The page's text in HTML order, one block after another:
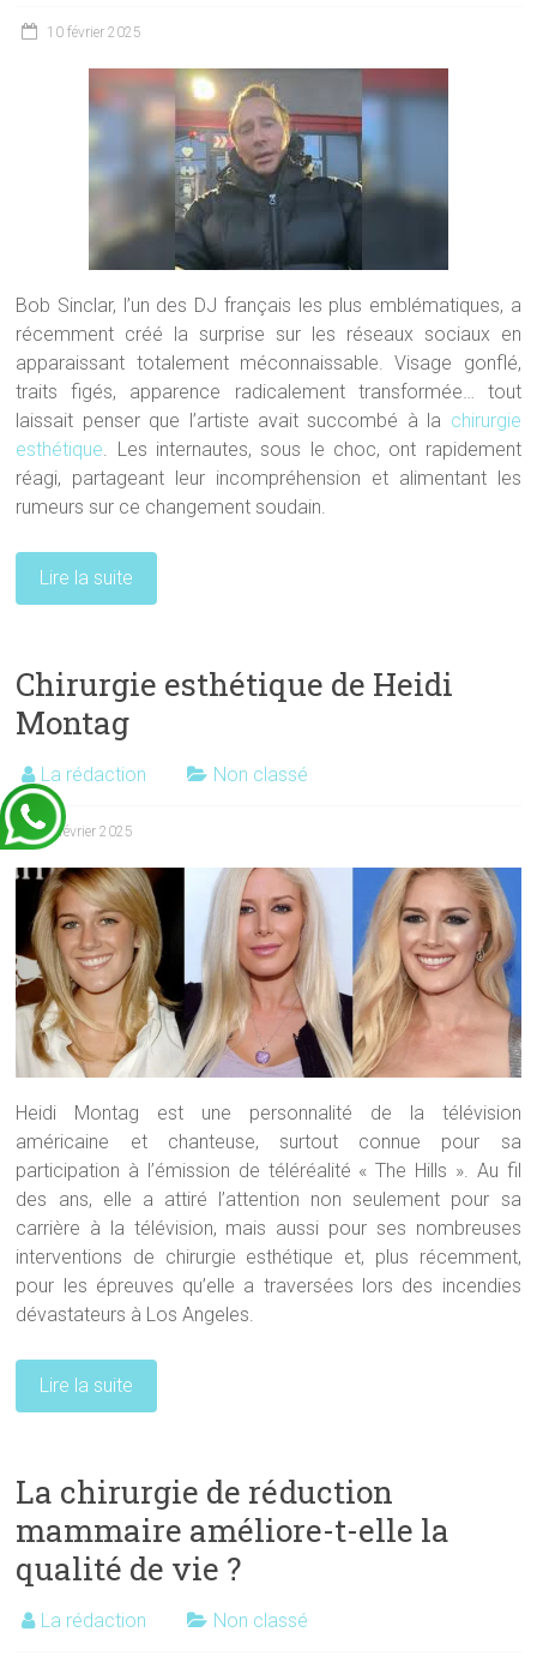
10 février 2025
Bob Sinclar, l’un des DJ français les plus emblématiques, a
récemment créé la surprise sur les réseaux sociaux en
apparaissant totalement méconnaissable. Visage gonflé,
traits figés, apparence radicalement transformée… tout
laissait penser que l’artiste avait succombé à la chirurgie
esthétique . Les internautes, sous le choc, ont rapidement
réagi, partageant leur incompréhension et alimentant les
rumeurs sur ce changement soudain.
Lire la suite
Chirurgie esthétique de Heidi
Montag
La rédaction Non classé
6 février 2025
Heidi Montag est une personnalité de la télévision
américaine et chanteuse, surtout connue pour sa
participation à l’émission de téléréalité « The Hills ». Au fil
des ans, elle a attiré l’attention non seulement pour sa
carrière à la télévision, mais aussi pour ses nombreuses
interventions de chirurgie esthétique et, plus récemment,
pour les épreuves qu’elle a traversées lors des incendies
dévastateurs à Los Angeles.
Lire la suite
La chirurgie de réduction
mammaire améliore-t-elle la
qualité de vie ?
La rédaction Non classé